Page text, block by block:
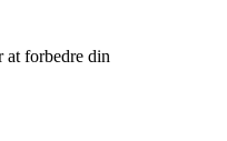
at forbedre din